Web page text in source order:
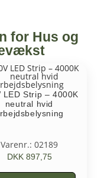
for Hus og
LED Strip – 4000K
neutral hvid
Varenr.: 02189
DKK897,75